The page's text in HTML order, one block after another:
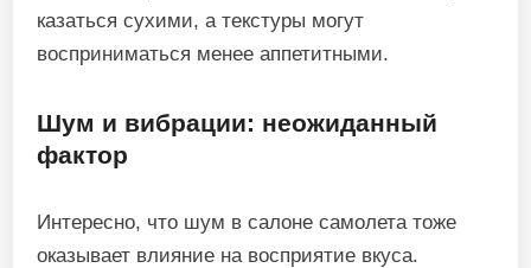
казаться сухими, а текстуры могут
восприниматься менее аппетитными.
Шум и вибрации: неожиданный
фактор
Интересно, что шум в салоне самолета тоже
оказывает влияние на восприятие вкуса.